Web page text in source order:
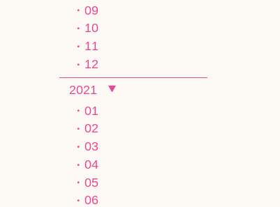
09
10
11
12
2021
01
02
03
04
05
06